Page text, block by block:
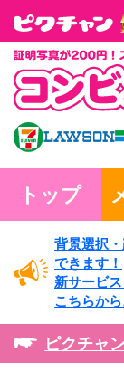
トップ
背景選択・
できます！
新サービス
こちらから
ピクチャ